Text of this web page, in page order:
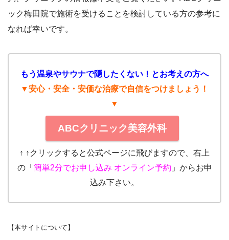
ック梅田院で施術を受けることを検討している方の参考に
なれば幸いです。
もう温泉やサウナで隠したくない！とお考えの方へ
▼安心・安全・安価な治療で自信をつけましょう！
▼
ABCクリニック美容外科
↑ ↑クリックすると公式ページに飛びますので、右上
の「 簡単2分でお申し込み オンライン予約 」からお申
込み下さい。
【本サイトについて】